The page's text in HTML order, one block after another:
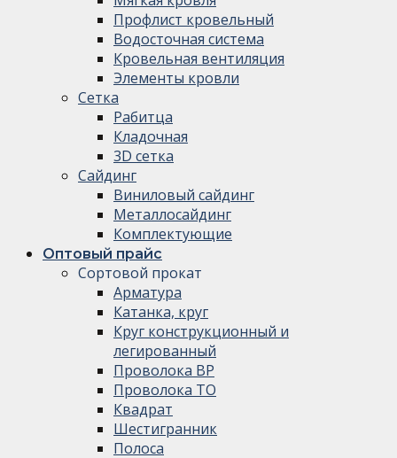
Профлист кровельный
Водосточная система
Кровельная вентиляция
Элементы кровли
Сетка
Рабитца
Кладочная
3D сетка
Сайдинг
Виниловый сайдинг
Металлосайдинг
Комплектующие
Оптовый прайс
Сортовой прокат
Арматура
Катанка, круг
Круг конструкционный и
легированный
Проволока ВР
Проволока ТО
Квадрат
Шестигранник
Полоса